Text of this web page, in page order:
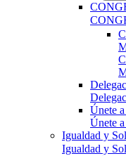
Únete
Únete
Igualdad y
Igualdad y